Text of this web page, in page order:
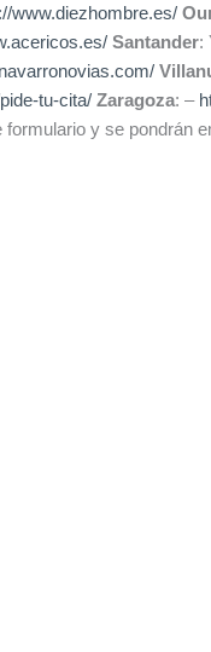
www.diezhombre.es/
Santander:
tu-cita/ Zaragoza: –
y se pondrán